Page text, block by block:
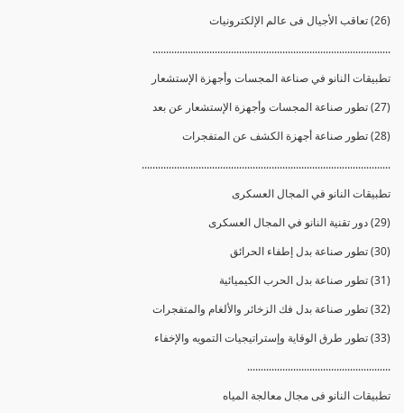
(26) تعاقب الأجيال فى عالم الإلكترونيات
........................................................................................
تطبيقات النانو في صناعة المجسات وأجهزة الإستشعار
(27) تطور صناعة المجسات وأجهزة الإستشعار عن بعد
(28) تطور صناعة أجهزة الكشف عن المتفجرات
............................................................................................
تطبيقات النانو في المجال العسكرى
(29) دور تقنية النانو في المجال العسكرى
(30) تطور صناعة بدل إطفاء الحرائق
(31) تطور صناعة بدل الحرب الكيميائية
(32) تطور صناعة بدل فك الزخائر والألغام والمتفجرات
(33) تطور طرق الوقاية وإستراتيجيات التمويه والإخفاء
.....................................................
تطبيقات النانو فى مجال معالجة المياه